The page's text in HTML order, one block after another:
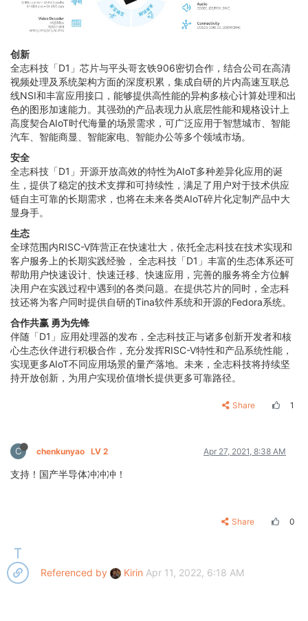
创新
全志科技「D1」芯片与平头哥玄铁906密切合作，结合公司在高清
视频处理及系统架构方面的深度积累，集成自研的片内高速互联总
线NSI和丰富应用接口，能够提供高性能的异构多核心计算处理和出
色的图形加速能力。其强劲的产品表现力从底层性能和规格设计上
高度契合AIoT时代海量的场景需求，可广泛应用于智慧城市、智能
汽车、智能商显、智能家电、智能办公等多个领域市场。
安全
全志科技「D1」开源开放高效的特性为AIoT多种差异化应用的诞
生，提供了稳定的技术支撑和可持续性，满足了用户对于技术供应
链自主可靠的长期需求，也将在未来各类AIoT碎片化定制产品中大
显身手。
生态
全球范围内RISC-V阵营正在快速壮大，依托全志科技在技术实现和
客户服务上的长期实践经验， 全志科技「D1」丰富的生态体系还可
帮助用户快速设计、快速迁移、快速应用，完善的服务将全方位解
决用户在实践过程中遇到的各类问题。在提供芯片的同时，全志科
技还将为客户同时提供自研的Tina软件系统和开源的Fedora系统。
合作共赢 勇为先锋
伴随「D1」应用处理器的发布，全志科技正与诸多创新开发者和核
心生态伙伴进行积极合作，充分发挥RISC-V特性和产品系统性能，
实现更多AIoT不同应用场景的量产落地。未来，全志科技将持续坚
持开放创新，为用户实现价值增长提供更多可靠路径。
Share 1
C chenkunyao LV 2 Apr 27, 2021, 8:38 AM
支持！国产半导体冲冲冲！
Share 0
Referenced by Kirin Apr 11, 2022, 6:18 AM